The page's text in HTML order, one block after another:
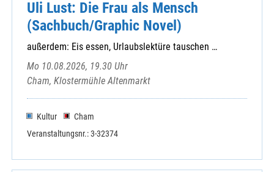
Pösing - St. Vitus
Ränkam - Heilige Dreifaltigkeit
Rettenbach - St. Laurentius
Rimbach - St. Michael
Roding - St. Pankratius
Rötz - St. Martin
Uli Lust: Die Frau als Mensch
(Sachbuch/Graphic Novel)
außerdem: Eis essen, Urlaubslektüre tauschen …
Mo 10.08.2026, 19.30 Uhr
Cham, Klostermühle Altenmarkt
Kultur
Cham
Veranstaltungsnr.: 3-32374